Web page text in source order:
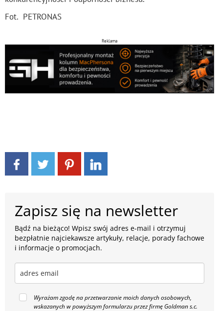
Fot. PETRONAS
Reklama
Zapisz się na newsletter
Bądź na bieżąco! Wpisz swój adres e-mail i otrzymuj
bezpłatnie najciekawsze artykuły, relacje, porady fachowe
i informacje o promocjach.
Wyrażam zgodę na przetwarzanie moich danych osobowych,
wskazanych w powyższym formularzu przez firmę Goldman s.c.